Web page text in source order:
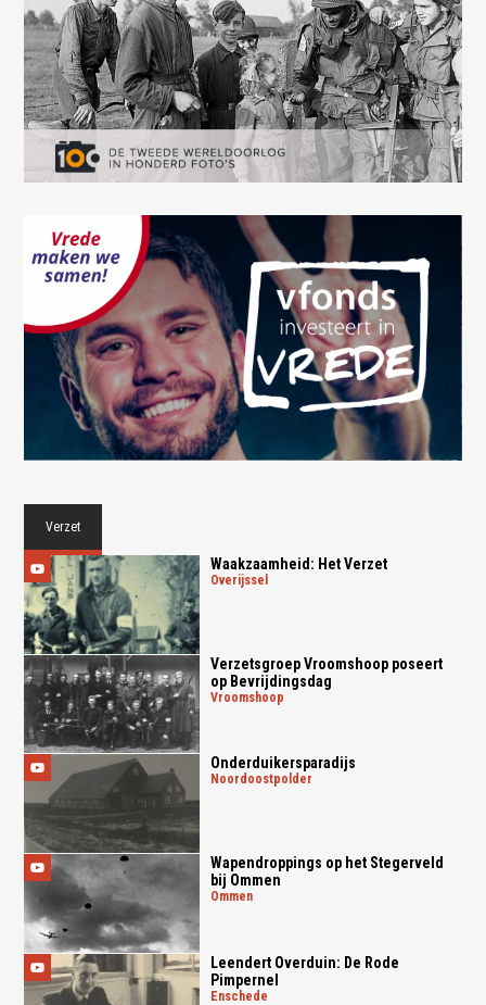
wrong.
This page didn't load Google Maps correctly. See the
JavaScript console for technical details.
Verzet
Waakzaamheid: Het Verzet
overijssel
Verzetsgroep Vroomshoop poseert
op Bevrijdingsdag
vroomshoop
Onderduikersparadijs
noordoostpolder
Wapendroppings op het Stegerveld
bij Ommen
ommen
Leendert Overduin: De Rode
Pimpernel
enschede